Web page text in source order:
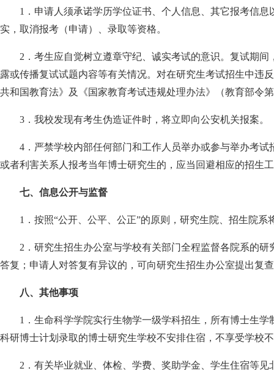
1 ．申请人须承诺学历学位证书、个人信息、其它报考信
实，取消报考（申请）、录取等资格。
2 ．考生应自觉树立遵章守纪、诚实考试的意识。复试期
露或传播复试试题内容等有关情况。对在研究生考试招生中违
共和国教育法》及《国家教育考试违规处理办法》（教育部令第
3 ．我校发现有考生伪造证件时，将立即向公安机关报案。
4 ．严禁学校内部任何部门和工作人员举办或参与举办考
或者利害关系人报考当年博士研究生的，应当回避相应的招生
七、信息公开与监督
1 ．按照“公开、公平、公正”的原则，研究生院、招生院系
2 ．研究生招生办公室与学校有关部门全程监督各院系的
答复；申请人对答复有异议的，可向研究生招生办公室提出复
八、其他事项
1 ．生命科学学院实行生物学一级学科招生，所有博士生学
科研博士计划录取的博士研究生学校不安排住宿，不享受学校
2 ．有关毕业就业、体检、学费、奖助学金、学生住宿等